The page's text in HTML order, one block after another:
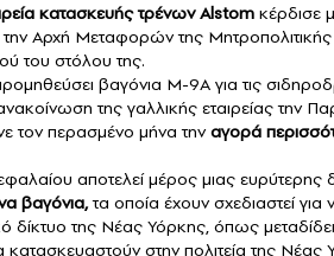
κατασκευής τρένωνAlstom κέρδισε
Αρχή Μεταφορών της Μητροπολιτικής
του στόλου της.
βαγόνια M-9A για τις
της γαλλικής εταιρείας την
τον περασμένο μήνα τηναγορά
αποτελεί μέρος μιας
βαγόνια,τα οποία έχουν σχεδιαστεί
δίκτυο της Νέας Υόρκης, όπως
στην πολιτεία της